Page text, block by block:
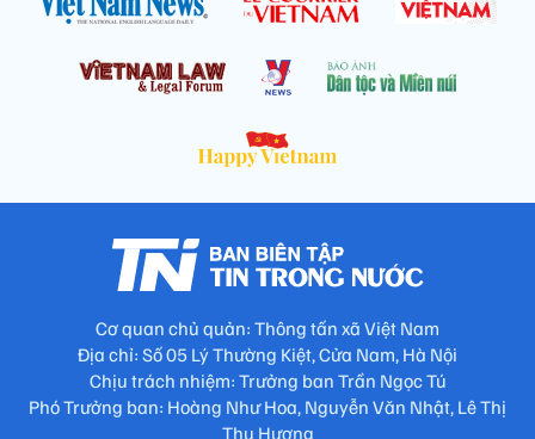
Cơ quan chủ quản: Thông tấn xã Việt Nam
Địa chỉ: Số 05 Lý Thường Kiệt, Cửa Nam, Hà Nội
Chịu trách nhiệm: Trưởng ban Trần Ngọc Tú
Phó Trưởng ban: Hoàng Như Hoa, Nguyễn Văn Nhật, Lê Thị
Thu Hương